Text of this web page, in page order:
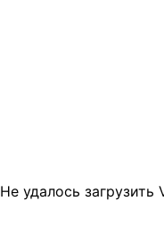
Не удалось загрузить